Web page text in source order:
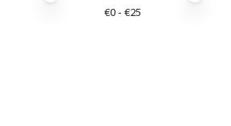
€0- €25